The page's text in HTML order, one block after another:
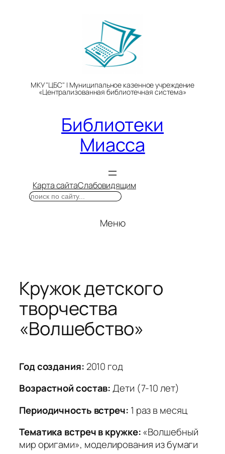
МКУ "ЦБС" | Муниципальное казенное учреждение
«Централизованная библиотечная система»
Библиотеки
Миасса
Карта сайтаСлабовидящим
Поиск
Меню
Кружок детского
творчества
«Волшебство»
Год создания: 2010 год
Возрастной состав:Дети (7-10 лет)
Периодичность встреч: 1 раз в месяц
Тематика встреч в кружке:«Волшебный
мир оригами», моделирования из бумаги